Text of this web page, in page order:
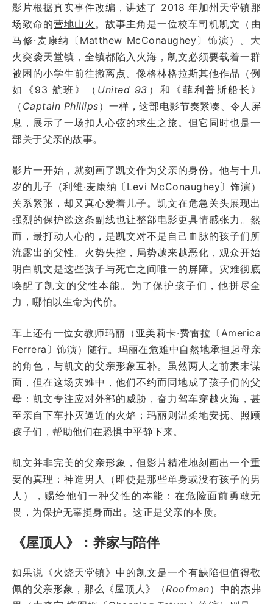
影片根据真实事件改编，讲述了 2018 年加州天堂镇那
场致命的营地山火 。故事主角是一位校车司机凯文（由
马修·麦康纳〔Matthew McConaughey〕饰演）。大
火突袭天堂镇，全镇都陷入火海，凯文必须要载着一群
被困的小学生前往撤离点。像格林格拉斯其他作品（例
如《 93 航班 》（ United 93 ）和《 菲利普斯船长 》
（ Captain Phillips）一样，这部电影节奏紧凑、令人屏
息，展示了一场扣人心弦的求生之旅。但它同时也是一
部关于父亲的故事。
影片一开始，就刻画了凯文作为父亲的身份。他与十几
岁的儿子（利维·麦康纳〔Levi McConaughey〕饰演）
关系紧张，却又真心爱着儿子。凯文在危急关头展现出
强烈的保护欲这条副线也让整部电影更具情感张力。然
而，最打动人心的，是凯文对不是自己血脉的孩子们所
流露出的父性。火势失控，局势越来越恶化，观众开始
明白凯文是这些孩子与死亡之间唯一的屏障。灾难彻底
唤醒了凯文的父性本能。为了保护孩子们，他拼尽全
力，哪怕以生命为代价。
车上还有一位女教师玛丽（亚美莉卡·费雷拉〔America
Ferrera〕饰演）随行。玛丽在危难中自然地承担起母亲
的角色，与凯文的父亲形象互补。虽然两人之前素未谋
面，但在这场灾难中，他们不约而同地成了孩子们的父
母：凯文专注应对外部的威胁，奋力驾车穿越火海，甚
至亲自下车扑灭逼近的火焰；玛丽则温柔地安抚、照顾
孩子们，帮助他们在恐惧中平静下来。
凯文并非完美的父亲形象，但影片精准地刻画出一个重
要的真理：神造男人（即使是那些单身或没有孩子的男
人），赐给他们一种父性的本能：在危险面前勇敢无
畏，为保护无辜挺身而出。这正是父亲的本质。
《屋顶人》：养家与陪伴
如果说《火烧天堂镇》中的凯文是一个有缺陷但值得敬
佩的父亲形象，那么《屋顶人》（Roofman）中的杰弗